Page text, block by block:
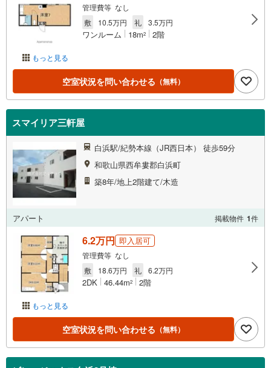
もっと見る
管理費等 なし
敷
10.5万円 礼 3.5万円
ワンルーム 18m2 2階
空室状況を問い合わせる （無料）
スマイリア三軒屋
白浜駅/紀勢本線（JR西日本） 徒歩59分
和歌山県西牟婁郡白浜町
築8年/地上2階建て/木造
アパート 掲載物件 1件
もっと見る
6.2万円 即入居可
管理費等 なし
敷
18.6万円 礼 6.2万円
2DK 46.44m2 2階
空室状況を問い合わせる （無料）